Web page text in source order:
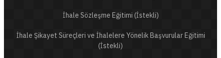
İhale Sözleşme Eğitimi (İstekli)
İhale Şikayet Süreçleri ve İhalelere Yönelik Başvurular Eğitimi
(İstekli)